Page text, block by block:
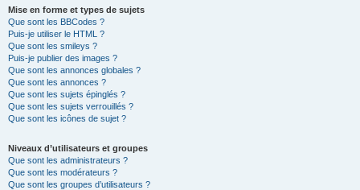
Mise en forme et types de sujets
Que sont les BBCodes ?
Puis-je utiliser le HTML ?
Que sont les smileys ?
Puis-je publier des images ?
Que sont les annonces globales ?
Que sont les annonces ?
Que sont les sujets épinglés ?
Que sont les sujets verrouillés ?
Que sont les icônes de sujet ?
Niveaux d’utilisateurs et groupes
Que sont les administrateurs ?
Que sont les modérateurs ?
Que sont les groupes d’utilisateurs ?